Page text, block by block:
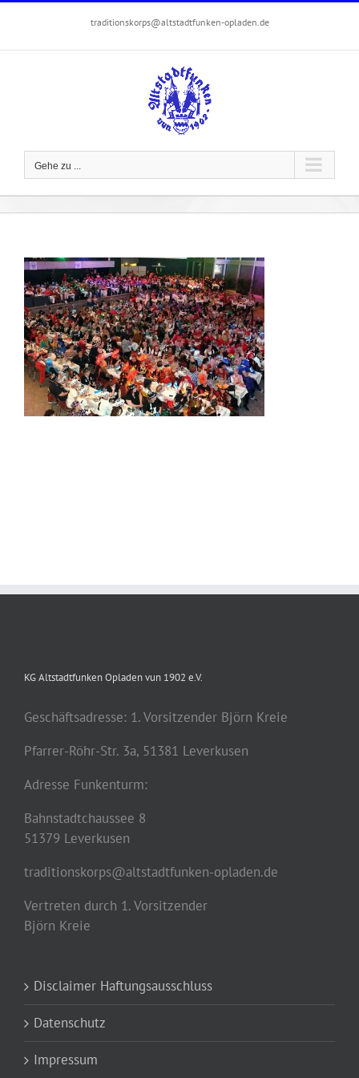
springen
traditionskorps@altstadtfunken-opladen.de
Gehe zu ...
KG Altstadtfunken Opladen vun 1902 e.V.
Geschäftsadresse: 1. Vorsitzender Björn Kreie
Pfarrer-Röhr-Str. 3a, 51381 Leverkusen
Adresse Funkenturm:
Bahnstadtchaussee 8
51379 Leverkusen
traditionskorps@altstadtfunken-opladen.de
Vertreten durch 1. Vorsitzender
Björn Kreie
Disclaimer Haftungsausschluss
Datenschutz
Impressum